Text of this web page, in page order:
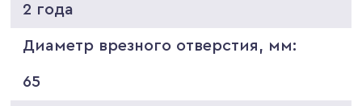
2 года
Диаметр врезного отверстия, мм:
65